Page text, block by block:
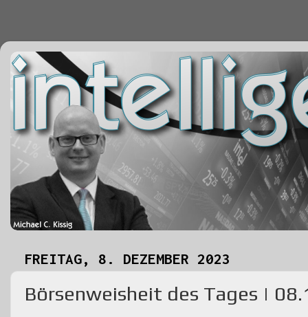
FREITAG, 8. DEZEMBER 2023
Börsenweisheit des Tages |